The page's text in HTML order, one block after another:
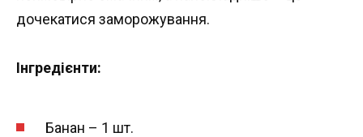
дочекатися заморожування.
Інгредієнти:
Банан – 1 шт.